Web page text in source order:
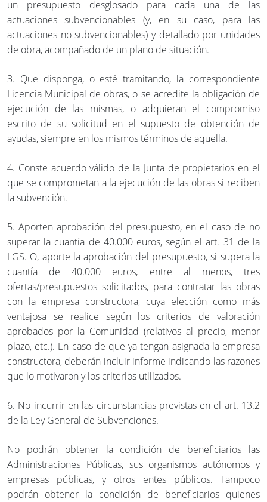
un presupuesto desglosado para cada una de las
actuaciones subvencionables (y, en su caso, para las
actuaciones no subvencionables) y detallado por unidades
de obra, acompañado de un plano de situación.
3. Que disponga, o esté tramitando, la correspondiente
Licencia Municipal de obras, o se acredite la obligación de
ejecución de las mismas, o adquieran el compromiso
escrito de su solicitud en el supuesto de obtención de
ayudas, siempre en los mismos términos de aquella.
4. Conste acuerdo válido de la Junta de propietarios en el
que se comprometan a la ejecución de las obras si reciben
la subvención.
5. Aporten aprobación del presupuesto, en el caso de no
superar la cuantía de 40.000 euros, según el art. 31 de la
LGS. O, aporte la aprobación del presupuesto, si supera la
cuantía de 40.000 euros, entre al menos, tres
ofertas/presupuestos solicitados, para contratar las obras
con la empresa constructora, cuya elección como más
ventajosa se realice según los criterios de valoración
aprobados por la Comunidad (relativos al precio, menor
plazo, etc.). En caso de que ya tengan asignada la empresa
constructora, deberán incluir informe indicando las razones
que lo motivaron y los criterios utilizados.
6. No incurrir en las circunstancias previstas en el art. 13.2
de la Ley General de Subvenciones.
No podrán obtener la condición de beneficiarios las
Administraciones Públicas, sus organismos autónomos y
empresas públicas, y otros entes públicos. Tampoco
podrán obtener la condición de beneficiarios quienes